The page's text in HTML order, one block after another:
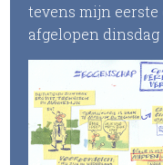
tevens mijn
afgelopen dinsdag